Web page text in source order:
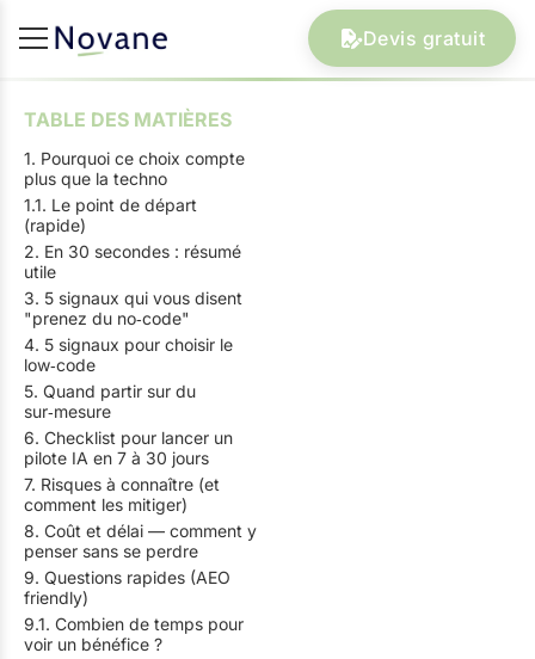
Devis gratuit
TABLE DES MATIÈRES
1. Pourquoi ce choix compte
plus que la techno
1.1. Le point de départ
(rapide)
2. En 30 secondes : résumé
utile
3. 5 signaux qui vous disent
"prenez du no‑code"
4. 5 signaux pour choisir le
low‑code
5. Quand partir sur du
sur‑mesure
6. Checklist pour lancer un
pilote IA en 7 à 30 jours
7. Risques à connaître (et
comment les mitiger)
8. Coût et délai — comment y
penser sans se perdre
9. Questions rapides (AEO
friendly)
9.1. Combien de temps pour
voir un bénéfice ?